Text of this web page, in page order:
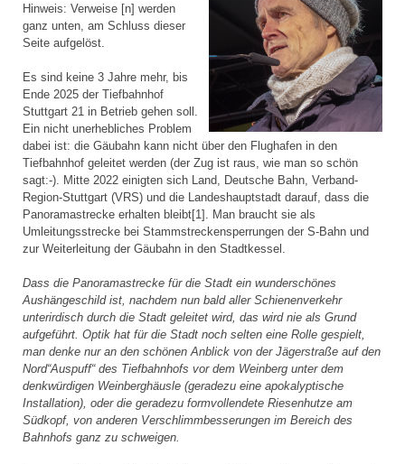
Hinweis: Verweise [n] werden
ganz unten, am Schluss dieser
Seite aufgelöst.
Es sind keine 3 Jahre mehr, bis
Ende 2025 der Tiefbahnhof
Stuttgart 21 in Betrieb gehen soll.
Ein nicht unerhebliches Problem
dabei ist: die Gäubahn kann nicht über den Flughafen in den
Tiefbahnhof geleitet werden (der Zug ist raus, wie man so schön
sagt:-). Mitte 2022 einigten sich Land, Deutsche Bahn, Verband-
Region-Stuttgart (VRS) und die Landeshauptstadt darauf, dass die
Panoramastrecke erhalten bleibt[1]. Man braucht sie als
Umleitungsstrecke bei Stammstreckensperrungen der S-Bahn und
zur Weiterleitung der Gäubahn in den Stadtkessel.
Dass die Panoramastrecke für die Stadt ein wunderschönes
Aushängeschild ist, nachdem nun bald aller Schienenverkehr
unterirdisch durch die Stadt geleitet wird, das wird nie als Grund
aufgeführt. Optik hat für die Stadt noch selten eine Rolle gespielt,
man denke nur an den schönen Anblick von der Jägerstraße auf den
Nord“Auspuff“ des Tiefbahnhofs vor dem Weinberg unter dem
denkwürdigen Weinberghäusle (geradezu eine apokalyptische
Installation), oder die geradezu formvollendete Riesenhutze am
Südkopf, von anderen Verschlimmbesserungen im Bereich des
Bahnhofs ganz zu schweigen.